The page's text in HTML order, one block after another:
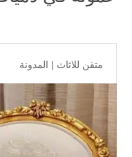
متقن للاثاث | المدونة